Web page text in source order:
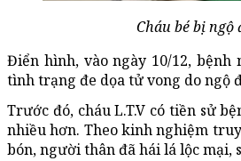
Cháu bé bị
Điển hình, vào ngày 10/12,
tình trạng đe dọa tử vong do ngộ
Trước đó, cháu L.T.V có tiền sử
nhiều hơn. Theo kinh nghiệm
bón, người thân đã hái lá lộc mại,